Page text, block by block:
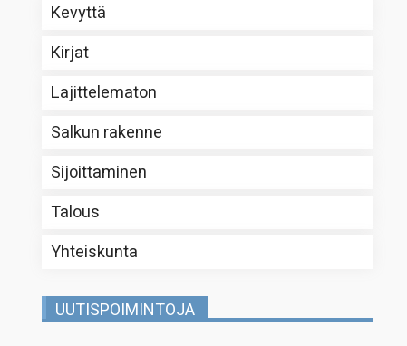
Kevyttä
Kirjat
Lajittelematon
Salkun rakenne
Sijoittaminen
Talous
Yhteiskunta
UUTISPOIMINTOJA